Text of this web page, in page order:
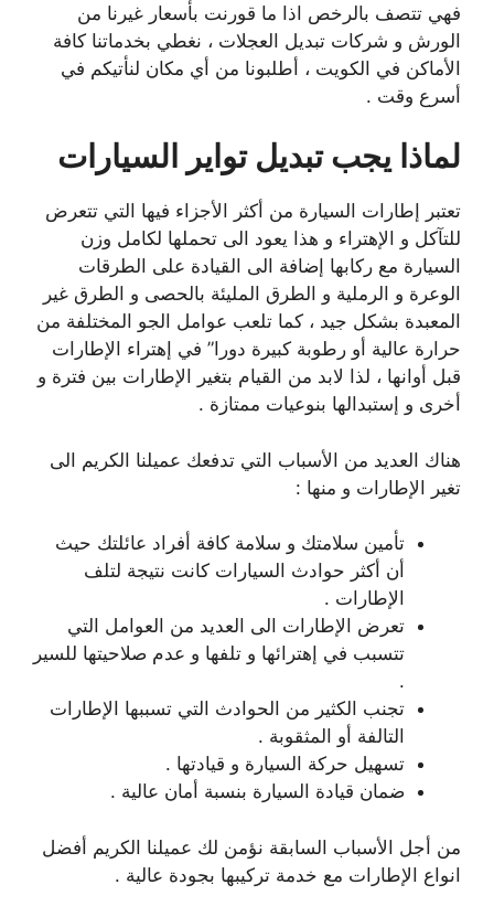
فهي تتصف بالرخص اذا ما قورنت بأسعار غيرنا من
الورش و شركات تبديل العجلات ، نغطي بخدماتنا كافة
الأماكن في الكويت ، أطلبونا من أي مكان لنأتيكم في
أسرع وقت .
لماذا يجب تبديل تواير السيارات
تعتبر إطارات السيارة من أكثر الأجزاء فيها التي تتعرض
للتآكل و الإهتراء و هذا يعود الى تحملها لكامل وزن
السيارة مع ركابها إضافة الى القيادة على الطرقات
الوعرة و الرملية و الطرق المليئة بالحصى و الطرق غير
المعبدة بشكل جيد ، كما تلعب عوامل الجو المختلفة من
حرارة عالية أو رطوبة كبيرة دورا” في إهتراء الإطارات
قبل أوانها ، لذا لابد من القيام بتغير الإطارات بين فترة و
أخرى و إستبدالها بنوعيات ممتازة .
هناك العديد من الأسباب التي تدفعك عميلنا الكريم الى
تغير الإطارات و منها :
تأمين سلامتك و سلامة كافة أفراد عائلتك حيث
أن أكثر حوادث السيارات كانت نتيجة لتلف
الإطارات .
تعرض الإطارات الى العديد من العوامل التي
تتسبب في إهترائها و تلفها و عدم صلاحيتها للسير
.
تجنب الكثير من الحوادث التي تسببها الإطارات
التالفة أو المثقوبة .
تسهيل حركة السيارة و قيادتها .
ضمان قيادة السيارة بنسبة أمان عالية .
من أجل الأسباب السابقة نؤمن لك عميلنا الكريم أفضل
انواع الإطارات مع خدمة تركيبها بجودة عالية .